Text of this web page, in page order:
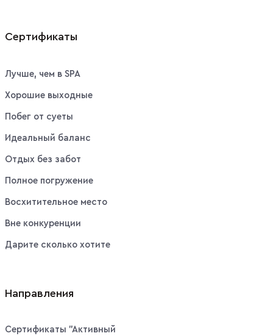
Сертификаты
Лучше, чем в SPA
Хорошие выходные
Побег от суеты
Идеальный баланс
Отдых без забот
Полное погружение
Восхитительное место
Вне конкуренции
Дарите сколько хотите
Направления
Сертификаты "Активный